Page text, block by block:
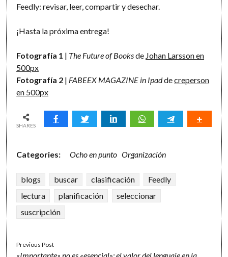
Feedly: revisar, leer, compartir y desechar.
¡Hasta la próxima entrega!
Fotografía 1 | The Future of Booksde Johan Larsson en
500px
Fotografía 2 | FABEEX MAGAZINE in Ipaddecreperson
en 500px
SHARES
Categories: Ocho en punto Organización
blogs buscar clasificación
Feedly
lectura
planificación
seleccionar
suscripción
Previous Post